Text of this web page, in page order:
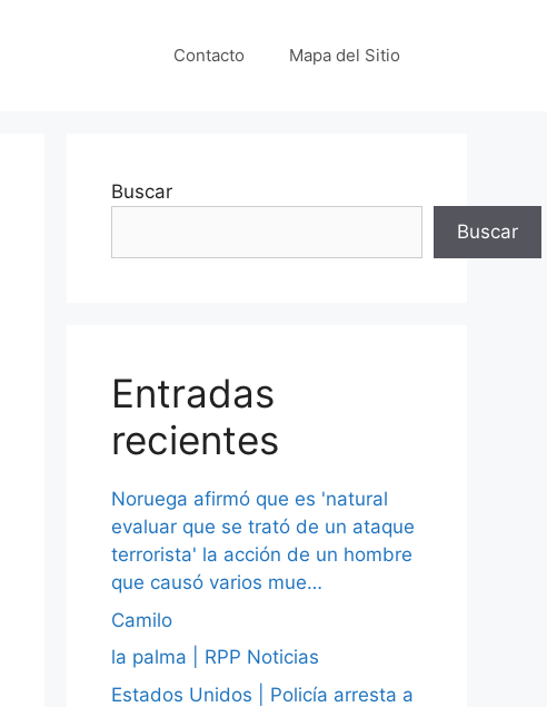
Contacto Mapa del Sitio
Buscar
Buscar
Entradas
recientes
Noruega afirmó que es 'natural
evaluar que se trató de un ataque
terrorista' la acción de un hombre
que causó varios mue…
Camilo
la palma | RPP Noticias
Estados Unidos | Policía arresta a